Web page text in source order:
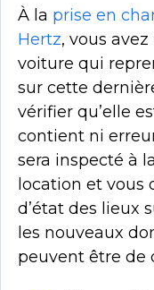
À la prise en
Hertz, vous
voiture qui
sur cette
vérifier qu’elle
contient ni
sera inspecté à
location et vous
d’état des lieux
les nouveaux
peuvent être de